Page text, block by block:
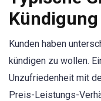
Kunden haben
kündigen zu wollen.
Unzufriedenheit mit
Preis-Leistungs-